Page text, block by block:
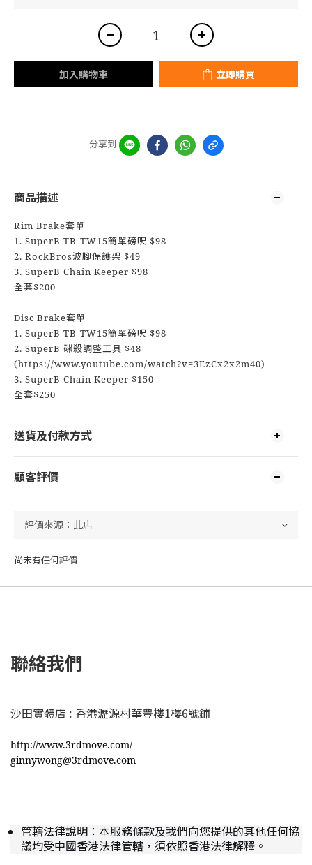
加入購物車 立即購買
分享到
商品描述
Rim Brake套單
1. SuperB TB-TW15簡單磅呎 $98
2. RockBros波腳保護架 $49
3. SuperB Chain Keeper $98
全套$200
Disc Brake套單
1. SuperB TB-TW15簡單磅呎 $98
2. SuperB 碟殺調整工具 $48
(https://www.youtube.com/watch?v=3EzCx2x2m40)
3. SuperB Chain Keeper $150
全套$250
送貨及付款方式
顧客評價
尚未有任何評價
聯絡我們
沙田實體店 : 香港瀝源村華豊樓1樓6號鋪
http://www.3rdmove.com/
ginnywong@3rdmove.com
管轄法律說明：本服務條款及我們向您提供的其他任何協
議均受中國香港法律管轄，須依照香港法律解釋。